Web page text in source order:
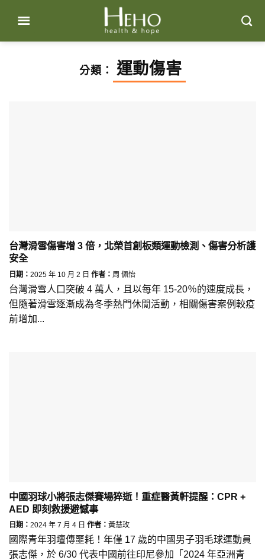
content
分類： 運動傷害
台灣滑雪傷害增 3 倍，北榮首創板類運動檢測、傷害分析護
安全
日期： 2025 年 10 月 2 日 作者： 周 佩怡
台灣滑雪人口突破 4 萬人，且以每年 15-20％的速度成長，
但隨著滑雪逐漸成為冬季熱門休閒活動，相關傷害案例較疫
前增加...
中國羽球小將張志傑賽場猝逝！重症醫黃軒提醒：CPR +
AED 即刻救援避憾事
日期： 2024 年 7 月 4 日 作者： 黃慧玫
國際青年羽壇傳噩耗！年僅 17 歲的中國男子羽毛球運動員
張志傑，於 6/30 代表中國前往印尼參加「2024 年亞洲青